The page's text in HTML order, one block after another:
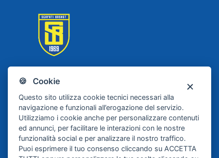
🍪 Cookie
Questo sito utilizza cookie tecnici necessari alla
navigazione e funzionali all’erogazione del servizio.
Utilizziamo i cookie anche per personalizzare contenuti
ed annunci, per facilitare le interazioni con le nostre
funzionalità social e per analizzare il nostro traffico.
Puoi esprimere il tuo consenso cliccando su ACCETTA
Scafati Basket